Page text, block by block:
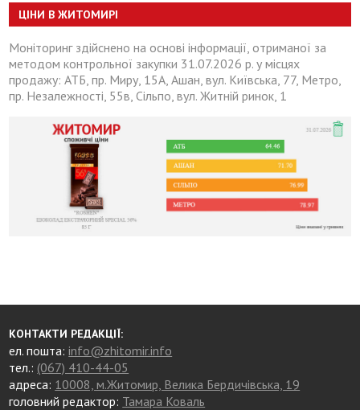
ЦІНИ В ЖИТОМИРІ
Моніторинг здійснено на основі інформації, отриманої за
методом контрольної закупки 31.07.2026 р. у місцях
продажу: АТБ, пр. Миру, 15А, Ашан, вул. Київська, 77, Метро,
пр. Незалежності, 55в, Сільпо, вул. Житній ринок, 1
КОНТАКТИ РЕДАКЦІЇ:
ел. пошта:info@zhitomir.info
тел.: (067) 410-44-05
адреса: 10008, м.Житомир, Велика Бердичівська, 19
головний редактор: Тамара Коваль